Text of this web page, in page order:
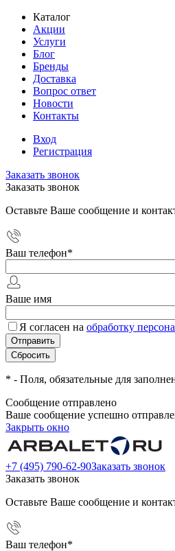
Каталог
Акции
Услуги
Блог
Бренды
Доставка
Вопрос ответ
Новости
Контакты
Вход
Регистрация
Заказать звонок
Заказать звонок
Оставьте Ваше сообщение и
Ваш телефон*
Ваше имя
Я согласен на обработку
* - Поля, обязательные для
Сообщение отправлено
Ваше сообщение успешно
Закрыть окно
+7 (495) 790-62-90Заказать звонок
Заказать звонок
Оставьте Ваше сообщение и
Ваш телефон*